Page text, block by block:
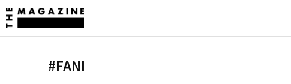
#FANI